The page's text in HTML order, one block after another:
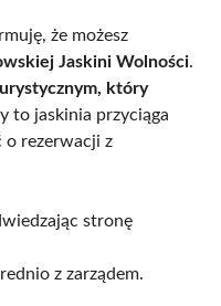
że możesz
Jaskini Wolności.
który
to jaskinia przyciąga
o rezerwacji z
stronę
z zarządem.